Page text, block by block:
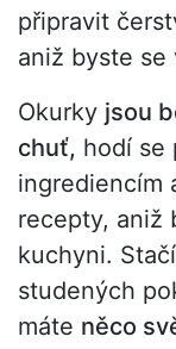
připravit
aniž byste
Okurky jsou
chuť, hodí se
ingrediencím
recepty, aniž
kuchyni.
studených
máte něco